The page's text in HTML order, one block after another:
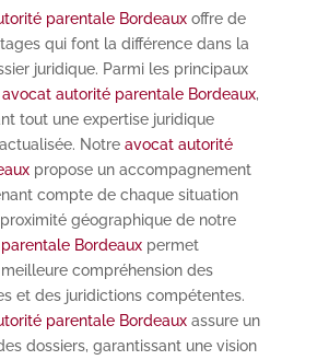
parentale Bordeauxoffre de
qui font la différence dans la
juridique. Parmi les principaux
avocat autorité parentale Bordeaux,
tout une expertise juridique
Notre avocat autorité
propose un accompagnement
compte de chaque situation
géographique de notre
Bordeauxpermet
compréhension des
et des juridictions compétentes.
parentale Bordeauxassure un
dossiers, garantissant une vision